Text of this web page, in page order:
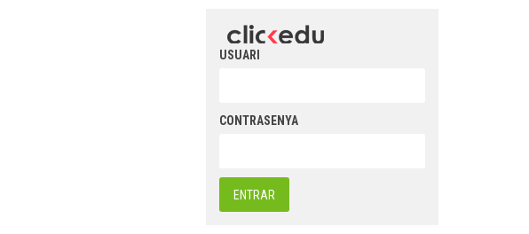
USUARI
CONTRASENYA